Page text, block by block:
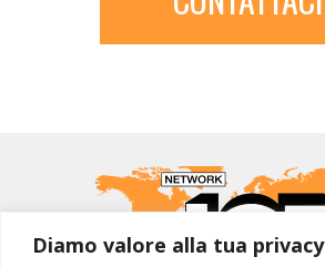
Diamo valore alla tua privacy